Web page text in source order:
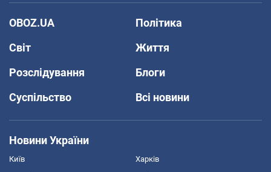
OBOZ.UA
Політика
Світ
Життя
Розслідування
Блоги
Суспільство
Всі новини
Новини України
Київ Харків